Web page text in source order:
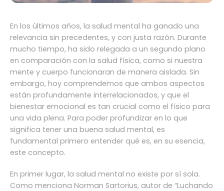
En los últimos años, la salud mental ha ganado una
relevancia sin precedentes, y con justa razón. Durante
mucho tiempo, ha sido relegada a un segundo plano
en comparación con la salud física, como si nuestra
mente y cuerpo funcionaran de manera aislada. Sin
embargo, hoy comprendemos que ambos aspectos
están profundamente interrelacionados, y que el
bienestar emocional es tan crucial como el físico para
una vida plena. Para poder profundizar en lo que
significa tener una buena salud mental, es
fundamental primero entender qué es, en su esencia,
este concepto.
En primer lugar, la salud mental no existe por sí sola.
Como menciona Norman Sartorius, autor de “Luchando